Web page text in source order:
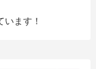
ます！